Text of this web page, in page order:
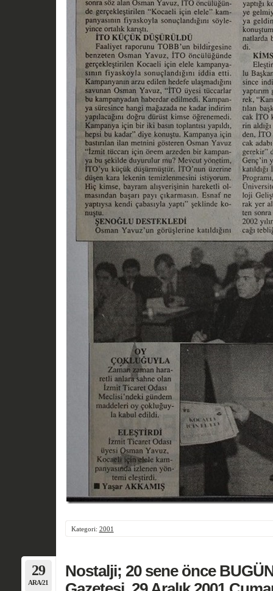
Kategori: 2001
29
ARA/21
Nostalji; 20 sene önce